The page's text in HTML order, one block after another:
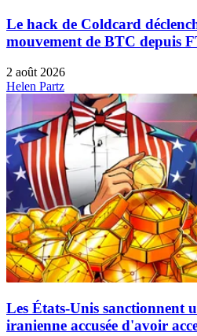
Le hack de Coldcard
mouvement de BTC depuis
2 août 2026
Helen Partz
Les États-Unis sanctionnent
iranienne accusée d'avoir